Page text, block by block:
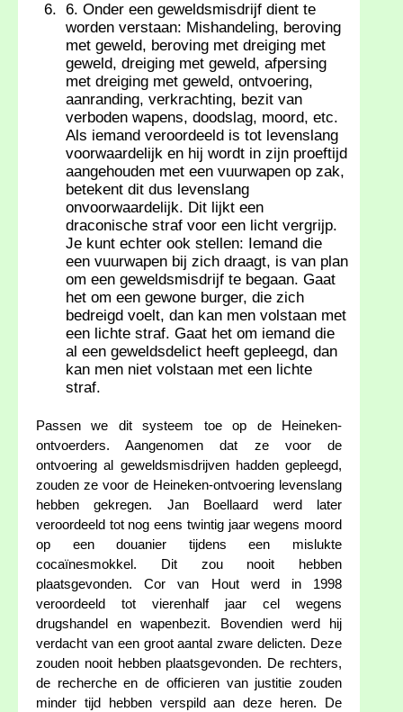
6. Onder een geweldsmisdrijf dient te
worden verstaan: Mishandeling, beroving
met geweld, beroving met dreiging met
geweld, dreiging met geweld, afpersing
met dreiging met geweld, ontvoering,
aanranding, verkrachting, bezit van
verboden wapens, doodslag, moord, etc.
Als iemand veroordeeld is tot levenslang
voorwaardelijk en hij wordt in zijn proeftijd
aangehouden met een vuurwapen op zak,
betekent dit dus levenslang
onvoorwaardelijk. Dit lijkt een
draconische straf voor een licht vergrijp.
Je kunt echter ook stellen: Iemand die
een vuurwapen bij zich draagt, is van plan
om een geweldsmisdrijf te begaan. Gaat
het om een gewone burger, die zich
bedreigd voelt, dan kan men volstaan met
een lichte straf. Gaat het om iemand die
al een geweldsdelict heeft gepleegd, dan
kan men niet volstaan met een lichte
straf.
Passen we dit systeem toe op de Heineken-
ontvoerders. Aangenomen dat ze voor de
ontvoering al geweldsmisdrijven hadden gepleegd,
zouden ze voor de Heineken-ontvoering levenslang
hebben gekregen. Jan Boellaard werd later
veroordeeld tot nog eens twintig jaar wegens moord
op een douanier tijdens een mislukte
cocaïnesmokkel. Dit zou nooit hebben
plaatsgevonden. Cor van Hout werd in 1998
veroordeeld tot vierenhalf jaar cel wegens
drugshandel en wapenbezit. Bovendien werd hij
verdacht van een groot aantal zware delicten. Deze
zouden nooit hebben plaatsgevonden. De rechters,
de recherche en de officieren van justitie zouden
minder tijd hebben verspild aan deze heren. De